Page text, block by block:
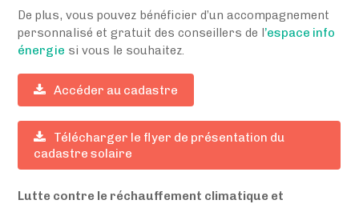
De plus, vous pouvez bénéficier d’un accompagnement
personnalisé et gratuit des conseillers de l’espace info
énergie si vous le souhaitez.
Accéder au cadastre
Télécharger le flyer de présentation du
cadastre solaire
Lutte contre le réchauffement climatique et